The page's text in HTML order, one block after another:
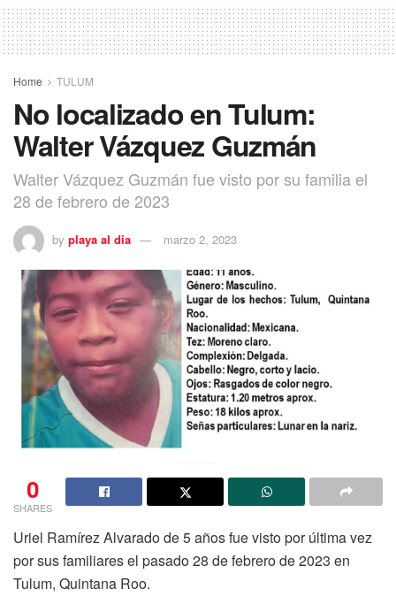
Home TULUM
No localizado en Tulum:
Walter Vázquez Guzmán
Walter Vázquez Guzmán fue visto por su familia el
28 de febrero de 2023
by playa al dia marzo 2, 2023
0
SHARES
Uriel Ramírez Alvarado de 5 años fue visto por última vez
por sus familiares el pasado 28 de febrero de 2023 en
Tulum, Quintana Roo.